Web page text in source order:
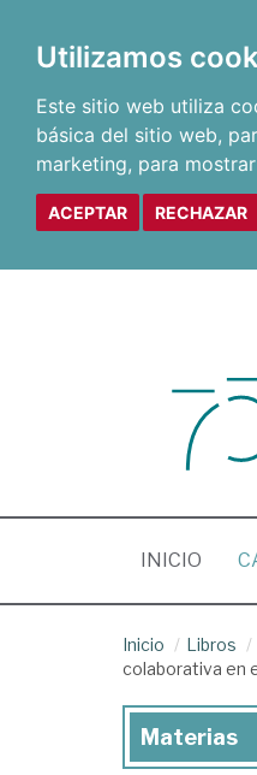
Utilizamos
Este sitio web utiliza
básica del sitio web,
marketing, para
ACEPTAR RECHAZAR
INICIO
Inicio Libros
colaborativa en
Materias